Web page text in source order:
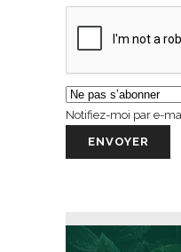
Notifiez-moi par e-